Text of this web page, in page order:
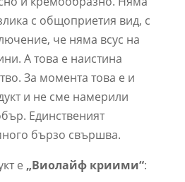
с общоприетия вид, с
че няма всус на
А това е наистина
За момента това е и
и не сме намерили
Единственият
бързо свършва.
е „Виолайф криими“: